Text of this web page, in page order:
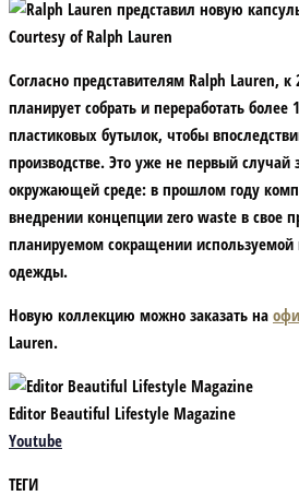
Courtesy of Ralph Lauren
Согласно представителям Ralph Lauren,
планирует собрать и переработать
пластиковых бутылок, чтобы
производстве. Это уже не первый случай
окружающей среде: в прошлом году
внедрении концепции zero waste в свое
планируемом сокращении
одежды.
Новую коллекцию можно заказать на
Lauren.
Editor Beautiful Lifestyle Magazine
Youtube
ТЕГИ